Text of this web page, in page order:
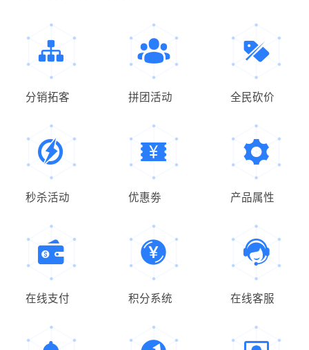
分销拓客 拼团活动 全民砍价
秒杀活动 优惠劵 产品属性
在线支付 积分系统 在线客服